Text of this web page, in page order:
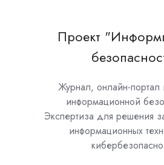
Проект
Журнал, онлайн-
информационной
Экспертиза для решения
информационных